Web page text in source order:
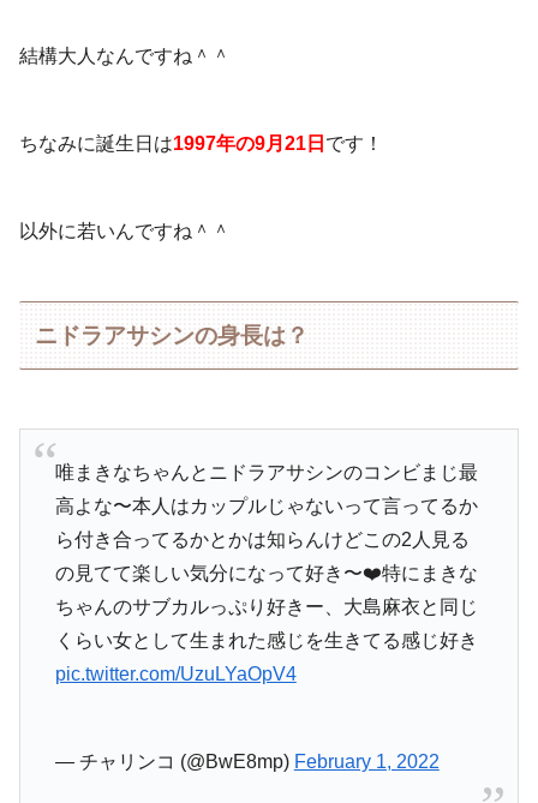
結構大人なんですね＾＾
ちなみに誕生日は1997年の9月21日 です！
以外に若いんですね＾＾
ニドラアサシンの身長は？
唯まきなちゃんとニドラアサシンのコンビまじ最
高よな〜本人はカップルじゃないって言ってるか
ら付き合ってるかとかは知らんけどこの2人見る
の見てて楽しい気分になって好き〜❤️特にまきな
ちゃんのサブカルっぷり好きー、大島麻衣と同じ
くらい女として生まれた感じを生きてる感じ好き
pic.twitter.com/UzuLYaOpV4
— チャリンコ (@BwE8mp) February 1, 2022